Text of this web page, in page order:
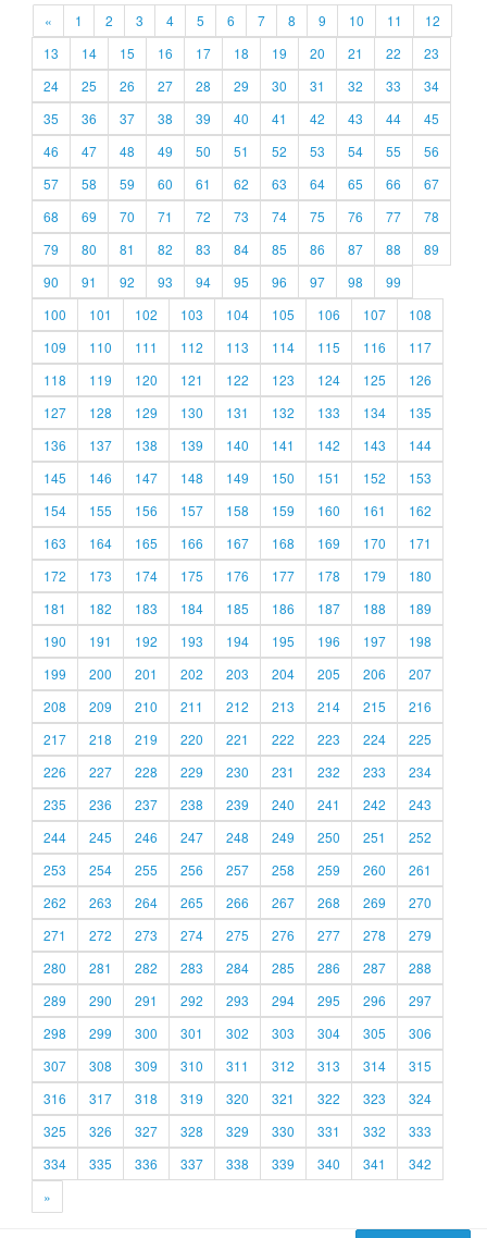
« 1 2 3 4 5 6 7 8 9 10 11
12
13
14 15 16 17 18 19 20 21 22
23
24
25 26 27 28 29 30 31 32 33
34
35
36 37 38 39 40 41 42 43 44
45
46
47 48 49 50 51 52 53 54 55
56
57
58 59 60 61 62 63 64 65 66
67
68
69 70 71 72 73 74 75 76 77
78
79
80 81 82 83 84 85 86 87 88
89
90
91 92 93 94 95 96 97 98
99
100
101 102 103 104 105 106 107
108
109
110 111 112 113 114 115 116
117
118
119 120 121 122 123 124 125
126
127
128 129 130 131 132 133 134
135
136
137 138 139 140 141 142 143
144
145
146 147 148 149 150 151 152
153
154
155 156 157 158 159 160 161
162
163
164 165 166 167 168 169 170
171
172
173 174 175 176 177 178 179
180
181
182 183 184 185 186 187 188
189
190
191 192 193 194 195 196 197
198
199
200 201 202 203 204 205 206
207
208
209 210 211 212 213 214 215
216
217
218 219 220 221 222 223 224
225
226
227 228 229 230 231 232 233
234
235
236 237 238 239 240 241 242
243
244
245 246 247 248 249 250 251
252
253
254 255 256 257 258 259 260
261
262
263 264 265 266 267 268 269
270
271
272 273 274 275 276 277 278
279
280
281 282 283 284 285 286 287
288
289
290 291 292 293 294 295 296
297
298
299 300 301 302 303 304 305
306
307
308 309 310 311 312 313 314
315
316
317 318 319 320 321 322 323
324
325
326 327 328 329 330 331 332
333
334
335 336 337 338 339 340 341
342
»